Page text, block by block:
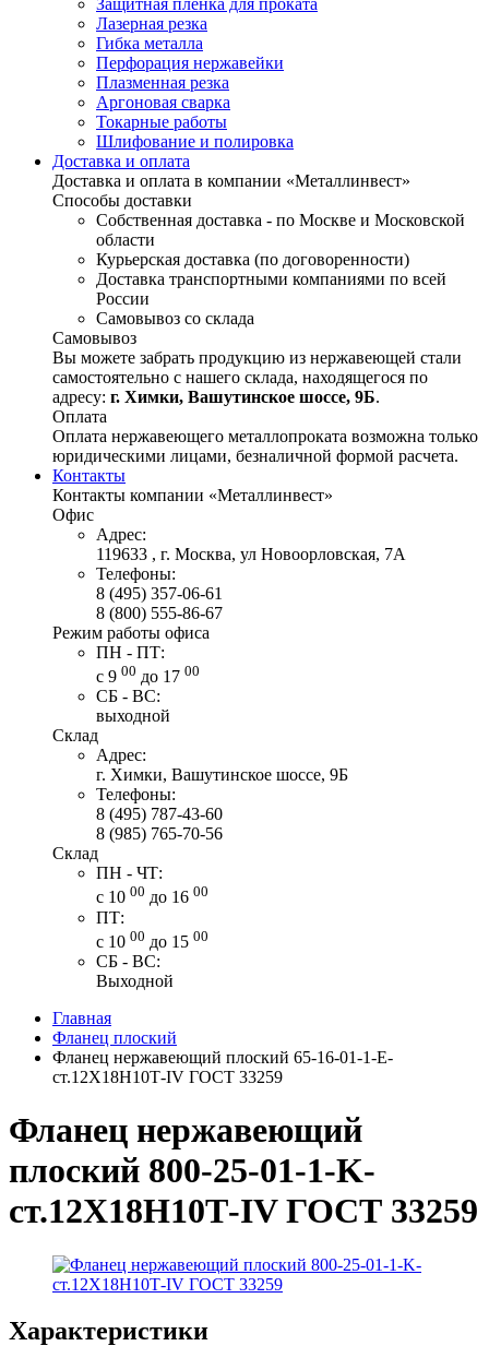
Защитная пленка для проката
Лазерная резка
Гибка металла
Перфорация нержавейки
Плазменная резка
Аргоновая сварка
Токарные работы
Шлифование и полировка
Доставка и оплата
Доставка и оплата в компании «Металлинвест»
Способы доставки
Собственная доставка - по Москве и Московской
области
Курьерская доставка (по договоренности)
Доставка транспортными компаниями по всей
России
Самовывоз со склада
Самовывоз
Вы можете забрать продукцию из нержавеющей стали
самостоятельно с нашего склада, находящегося по
адресу: г. Химки, Вашутинское шоссе, 9Б.
Оплата
Оплата нержавеющего металлопроката возможна только
юридическими лицами, безналичной формой расчета.
Контакты
Контакты компании «Металлинвест»
Офис
Адрес:
119633 , г. Москва, ул Новоорловская, 7А
Телефоны:
8 (495) 357-06-61
8 (800) 555-86-67
Режим работы офиса
ПН - ПТ:
с 9 00 до 17 00
СБ - ВС:
выходной
Склад
Адрес:
г. Химки, Вашутинское шоссе, 9Б
Телефоны:
8 (495) 787-43-60
8 (985) 765-70-56
Склад
ПН - ЧТ:
с 10 00 до 16 00
ПТ:
с 10 00 до 15 00
СБ - ВС:
Выходной
Главная
Фланец плоский
Фланец нержавеющий плоский 65-16-01-1-Е-
ст.12Х18Н10Т-IV ГОСТ 33259
Фланец нержавеющий
плоский 800-25-01-1-K-
ст.12Х18Н10Т-IV ГОСТ 33259
Характеристики